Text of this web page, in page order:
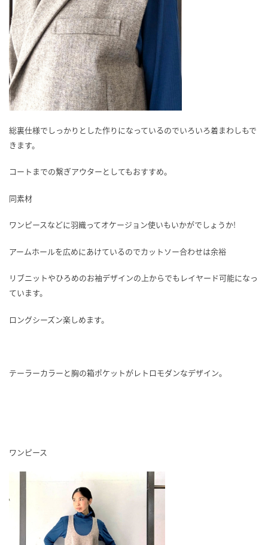
総裏仕様でしっかりとした作りになっているのでいろいろ着まわしもで
きます。
コートまでの繋ぎアウターとしてもおすすめ。
同素材
ワンピースなどに羽織ってオケージョン使いもいかがでしょうか!
アームホールを広めにあけているのでカットソー合わせは余裕
リブニットやひろめのお袖デザインの上からでもレイヤード可能になっ
ています。
ロングシーズン楽しめます。
テーラーカラーと胸の箱ポケットがレトロモダンなデザイン｡
ワンピース